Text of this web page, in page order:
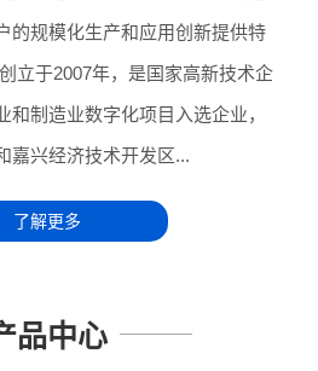
的规模化生产和应用创新提供特
立于2007年，是国家高新技术企
和制造业数字化项目入选企业，
嘉兴经济技术开发区...
了解更多
品中心